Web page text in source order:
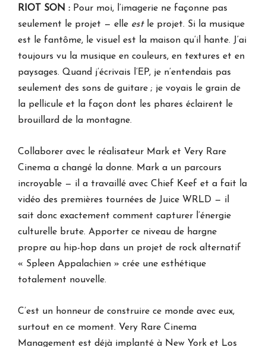
RIOT SON : Pour moi, l’imagerie ne façonne pas
seulement le projet — elle estle projet. Si la musique
est le fantôme, le visuel est la maison qu’il hante. J’ai
toujours vu la musique en couleurs, en textures et en
paysages. Quand j’écrivais l’EP, je n’entendais pas
seulement des sons de guitare ; je voyais le grain de
la pellicule et la façon dont les phares éclairent le
brouillard de la montagne.
Collaborer avec le réalisateur Mark et Very Rare
Cinema a changé la donne. Mark a un parcours
incroyable — il a travaillé avec Chief Keef et a fait la
vidéo des premières tournées de Juice WRLD — il
sait donc exactement comment capturer l’énergie
culturelle brute. Apporter ce niveau de hargne
propre au hip-hop dans un projet de rock alternatif
« Spleen Appalachien » crée une esthétique
totalement nouvelle.
C’est un honneur de construire ce monde avec eux,
surtout en ce moment. Very Rare Cinema
Management est déjà implanté à New York et Los